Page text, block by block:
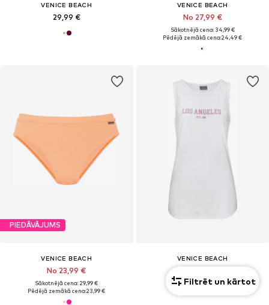
VENICE BEACH
29,99 €
VENICE BEACH
No 27,99 €
Sākotnējā cena: 34,99 €
Pēdējā zemākā cena:24,49 €
PIEDĀVĀJUMS
VENICE BEACH
No 23,99 €
Sākotnējā cena: 29,99 €
Pēdējā zemākā cena:23,99 €
VENICE BEACH
Filtrēt un kārtot